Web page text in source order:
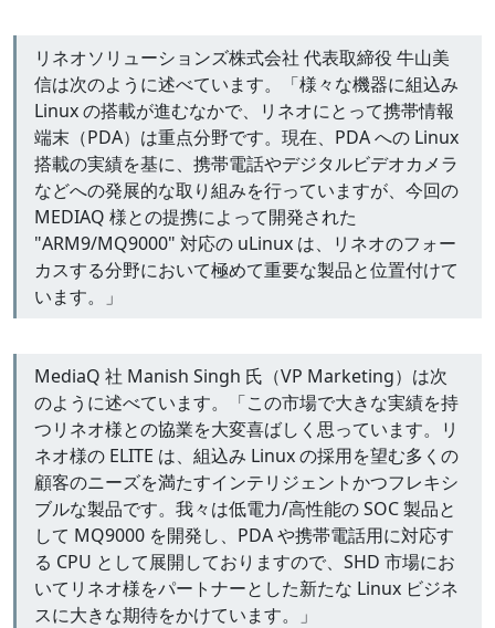
リネオソリューションズ株式会社 代表取締役 牛山美
信は次のように述べています。「様々な機器に組込み
Linux の搭載が進むなかで、リネオにとって携帯情報
端末（PDA）は重点分野です。現在、PDA への Linux
搭載の実績を基に、携帯電話やデジタルビデオカメラ
などへの発展的な取り組みを行っていますが、今回の
MEDIAQ 様との提携によって開発された
"ARM9/MQ9000" 対応の uLinux は、リネオのフォー
カスする分野において極めて重要な製品と位置付けて
います。」
MediaQ 社 Manish Singh 氏（VP Marketing）は次
のように述べています。「この市場で大きな実績を持
つリネオ様との協業を大変喜ばしく思っています。リ
ネオ様の ELITE は、組込み Linux の採用を望む多くの
顧客のニーズを満たすインテリジェントかつフレキシ
ブルな製品です。我々は低電力/高性能の SOC 製品と
して MQ9000 を開発し、PDA や携帯電話用に対応す
る CPU として展開しておりますので、SHD 市場にお
いてリネオ様をパートナーとした新たな Linux ビジネ
スに大きな期待をかけています。」